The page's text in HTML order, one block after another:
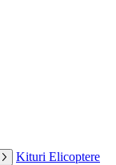
Kituri Elicoptere